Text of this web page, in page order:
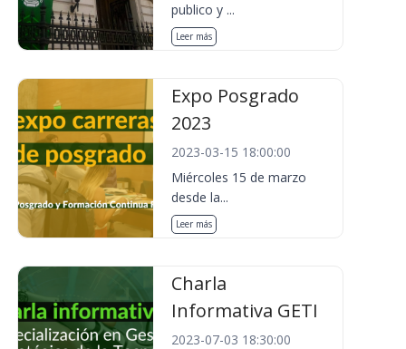
publico y ...
Leer más
Expo Posgrado
2023
2023-03-15 18:00:00
Miércoles 15 de marzo
desde la...
Leer más
Charla
Informativa GETI
2023-07-03 18:30:00